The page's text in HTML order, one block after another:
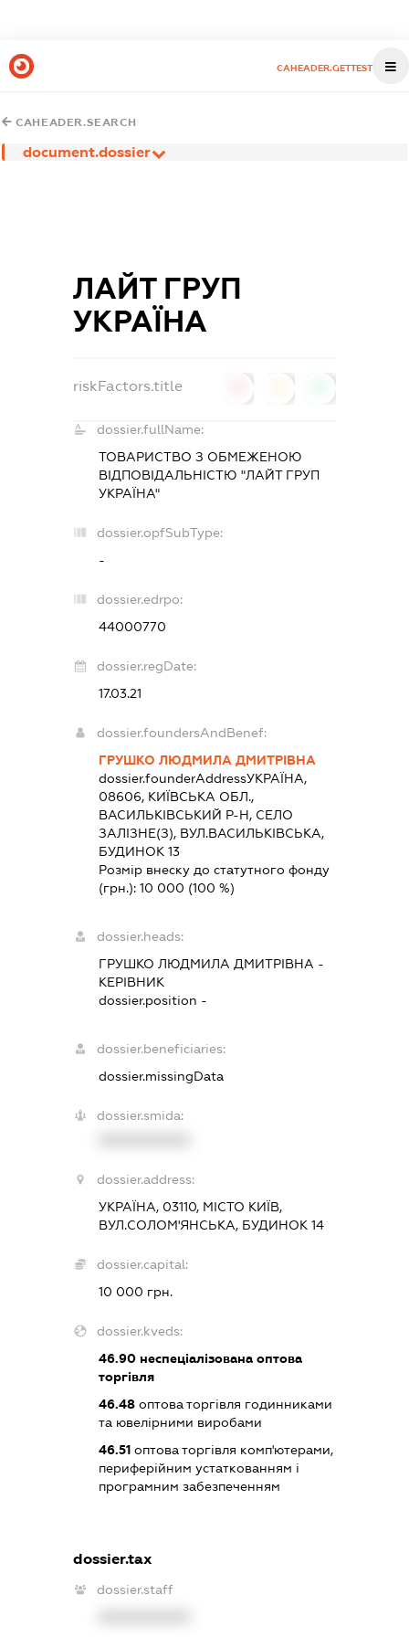
CAHEADER.GETTEST
CAHEADER.SEARCH
document.dossier
ЛАЙТ ГРУП
УКРАЇНА
riskFactors.title
dossier.fullName:
ТОВАРИСТВО З ОБМЕЖЕНОЮ
ВІДПОВІДАЛЬНІСТЮ "ЛАЙТ ГРУП
УКРАЇНА"
dossier.opfSubType:
-
dossier.edrpo:
44000770
dossier.regDate:
17.03.21
dossier.foundersAndBenef:
ГРУШКО ЛЮДМИЛА ДМИТРІВНА
dossier.founderAddressУКРАЇНА,
08606, КИЇВСЬКА ОБЛ.,
ВАСИЛЬКІВСЬКИЙ Р-Н, СЕЛО
ЗАЛІЗНЕ(З), ВУЛ.ВАСИЛЬКІВСЬКА,
БУДИНОК 13
Розмір внеску до статутного фонду
(грн.):10 000 (100 %)
dossier.heads:
ГРУШКО ЛЮДМИЛА ДМИТРІВНА -
КЕРІВНИК
dossier.position -
dossier.beneficiaries:
dossier.missingData
dossier.smida:
dossier.address:
УКРАЇНА, 03110, МІСТО КИЇВ,
ВУЛ.СОЛОМ'ЯНСЬКА, БУДИНОК 14
dossier.capital:
10 000 грн.
dossier.kveds:
46.90 неспеціалізована оптова
торгівля
46.48 оптова торгівля годинниками
та ювелірними виробами
46.51 оптова торгівля комп'ютерами,
периферійним устаткованням і
програмним забезпеченням
dossier.tax
dossier.staff